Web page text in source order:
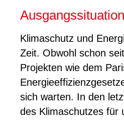
Ausgangssituation
Klimaschutz und
Zeit. Obwohl schon
Projekten wie dem
sich warten. In den
des Klimaschutzes für